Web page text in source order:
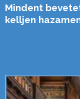
Mindent
kelljen